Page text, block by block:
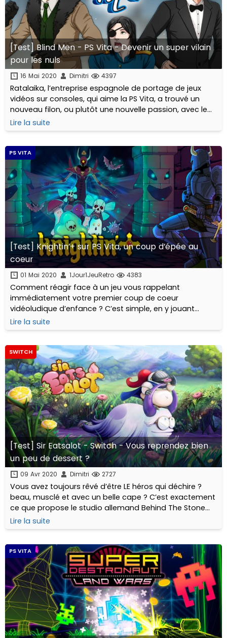
[Test] Blind Men - PS Vita - Devenir un super vilain
pour les nuls
16 Mai 2020 Dimitri 4397
Ratalaika, l’entreprise espagnole de portage de jeux
vidéos sur consoles, qui aime la PS Vita, a trouvé un
nouveau filon, ou plutôt une nouvelle passion, avec le
portage de nombreux visual novels sur notre console
fétiche.
Lire la suite
PS VITA
[Test] Knightin’+ sur PS Vita, un coup d’épée au
coeur
01 Mai 2020 1Jour1JeuRetro 4383
Comment réagir face à un jeu vous rappelant
immédiatement votre premier coup de coeur
vidéoludique d’enfance ? C’est simple, en y jouant
comme un gosse ébahi devant son écran et en
écrivant cet article.
Lire la suite
SWITCH
[Test] Sir Eatsalot - Switch - Vous reprendez bien
un peu de dessert ?
09 Avr 2020 Dimitri 2727
Vous avez toujours rêvé d’être LE héros qui déchire ?
beau, musclé et avec un belle cape ? C’est exactement
ce que propose le studio allemand Behind The Stone
avec “Sir Eatsalot”… ou presque !
Lire la suite
PS VITA